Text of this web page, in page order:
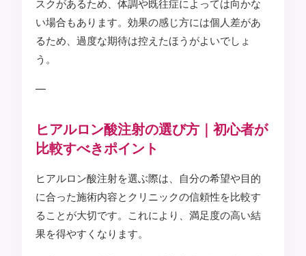
スクがあるため、体調や既往症によっては向かな
い場合もあります。効果の感じ方には個人差があ
るため、過度な期待は控えたほうがよいでしょ
う。
—
ヒアルロン酸注射の選び方｜初心者が
比較すべきポイント
ヒアルロン酸注射を選ぶ際は、自分の希望や目的
に合った施術内容とクリニックの信頼性を比較す
ることが大切です。これにより、満足度の高い結
果を得やすくなります。